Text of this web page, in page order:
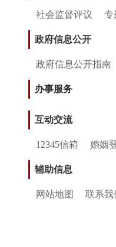
社会监督评议 专
政府信息公开
政府信息公开指南
办事服务
互动交流
12345信箱 婚姻
辅助信息
网站地图 联系我